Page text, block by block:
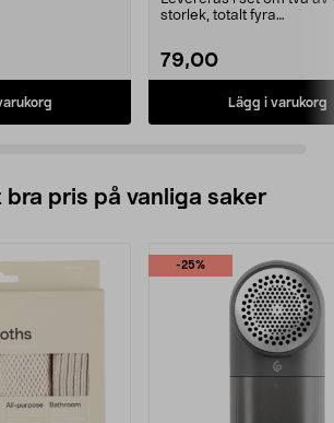
storlek, totalt fyra
79,00
Lägg i varukorg
bra pris på vanliga saker
-25%